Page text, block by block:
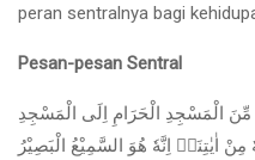
peran sentralnya bagi
Pesan-pesan Sentral
الْمَسْجِدِ الْحَرَامِ اِلَى الْمَسْجِدِ
مِنْ اٰيٰتِنَاۗ اِنَّهٗ هُوَ السَّمِيْعُ الْبَصِيْرُ